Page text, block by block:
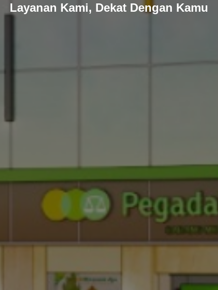
Layanan Kami, Dekat Dengan Kamu